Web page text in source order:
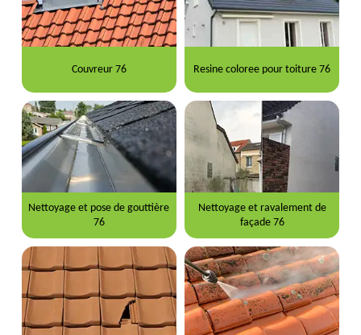
Couvreur 76 Resine coloree pour toiture 76
Nettoyage et pose de gouttière
76
Nettoyage et ravalement de
façade 76